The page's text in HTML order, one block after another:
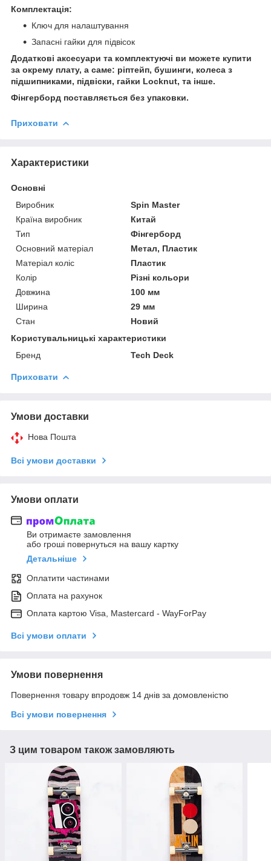
Комплектація:
Ключ для налаштування
Запасні гайки для підвісок
Додаткові аксесуари та комплектуючі ви можете купити
за окрему плату, а саме: ріптейп, бушинги, колеса з
підшипниками, підвіски, гайки Locknut, та інше.
Фінгерборд поставляється без упаковки.
Приховати
Характеристики
Основні
Виробник
Spin Master
Країна виробник
Китай
Тип
Фінгерборд
Основний матеріал
Метал, Пластик
Матеріал коліс
Пластик
Колір
Різні кольори
Довжина
100 мм
Ширина
29 мм
Стан
Новий
Користувальницькі характеристики
Бренд
Tech Deck
Приховати
Умови доставки
Нова Пошта
Всі умови доставки
Умови оплати
Ви отримаєте замовлення
або гроші повернуться на вашу картку
Детальніше
Оплатити частинами
Оплата на рахунок
Оплата картою Visa, Mastercard - WayForPay
Всі умови оплати
Умови повернення
Повернення товару впродовж 14 днів за домовленістю
Всі умови повернення
З цим товаром також замовляють